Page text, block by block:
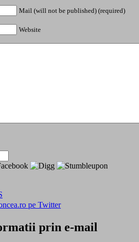
Mail (will not be published) (required)
Website
pe Twitter
prin e-mail